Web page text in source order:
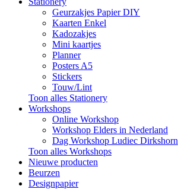
Geurzakjes Papier DIY
Kaarten Enkel
Kadozakjes
Mini kaartjes
Planner
Posters A5
Stickers
Touw/Lint
Toon alles Stationery
Workshops
Online Workshop
Workshop Elders in Nederland
Dag Workshop Ludiec Dirkshorn
Toon alles Workshops
Nieuwe producten
Beurzen
Designpapier